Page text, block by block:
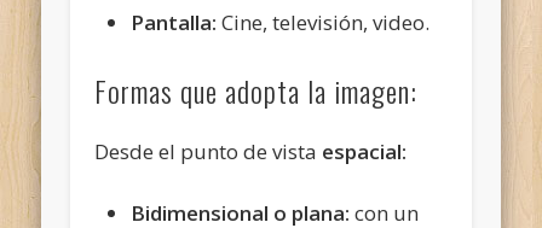
Pantalla: Cine, televisión, video.
Formas que adopta la imagen:
Desde el punto de vista espacial:
Bidimensional o plana: con un